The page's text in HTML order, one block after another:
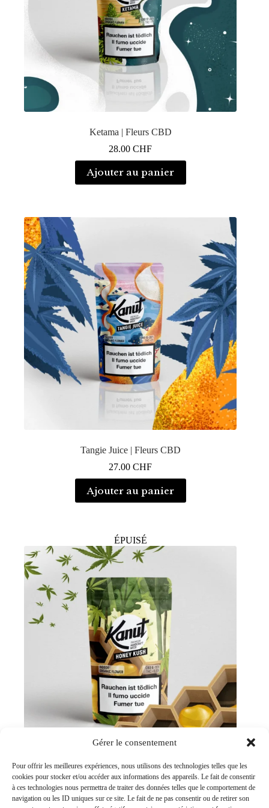
Gérer le consentement
Pour offrir les meilleures expériences, nous utilisons des technologies telles que les
cookies pour stocker et/ou accéder aux informations des appareils. Le fait de consentir
à ces technologies nous permettra de traiter des données telles que le comportement de
navigation ou les ID uniques sur ce site. Le fait de ne pas consentir ou de retirer son
Ketama | Fleurs CBD
28.00CHF
Ajouter au panier
Tangie Juice | Fleurs CBD
27.00CHF
Ajouter au panier
ÉPUISÉ
Honey Kush | Fleurs CBD
24.00CHF